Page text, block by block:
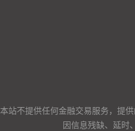
本站不提供任何金融交易服务，提
因信息残缺、延时